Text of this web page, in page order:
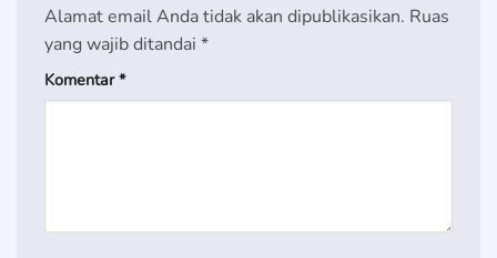
Alamat email Anda tidak akan dipublikasikan. Ruas
yang wajib ditandai *
Komentar*